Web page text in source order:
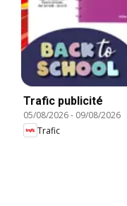
Trafic publicité
05/08/2026- 09/08/2026
Trafic